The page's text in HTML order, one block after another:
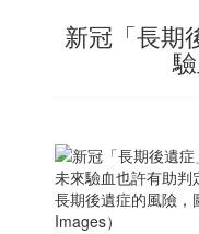
新冠「長期
未來驗血也許有助
長期後遺症的風險
Images）